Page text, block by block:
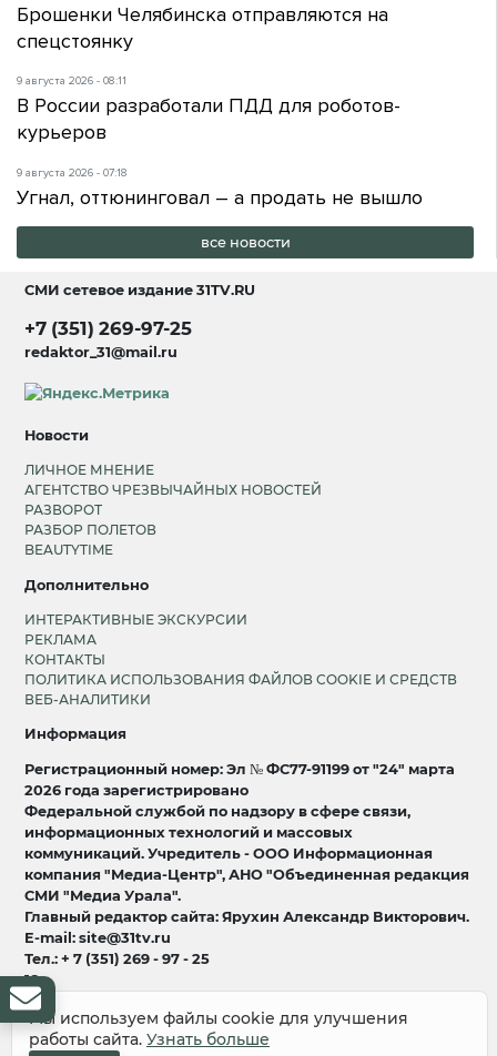
Брошенки Челябинска отправляются на
спецстоянку
9 августа 2026 - 08:11
В России разработали ПДД для роботов-
курьеров
9 августа 2026 - 07:18
Угнал, оттюнинговал – а продать не вышло
все новости
СМИ сетевое издание31TV.RU
+7 (351) 269-97-25
redaktor_31@mail.ru
Новости
ЛИЧНОЕ МНЕНИЕ
АГЕНТСТВО ЧРЕЗВЫЧАЙНЫХ НОВОСТЕЙ
РАЗВОРОТ
РАЗБОР ПОЛЕТОВ
BEAUTYTIME
Дополнительно
ИНТЕРАКТИВНЫЕ ЭКСКУРСИИ
РЕКЛАМА
КОНТАКТЫ
ПОЛИТИКА ИСПОЛЬЗОВАНИЯ ФАЙЛОВ COOKIE И СРЕДСТВ
ВЕБ-АНАЛИТИКИ
Информация
Регистрационный номер: Эл № ФС77-91199 от "24" марта
2026 года зарегистрировано
Федеральной службой по надзору в сфере связи,
информационных технологий и массовых
коммуникаций. Учредитель - ООО Информационная
компания "Медиа-Центр", АНО "Объединенная редакция
СМИ "Медиа Урала".
Главный редактор сайта: Ярухин Александр Викторович.
E-mail: site@31tv.ru
Тел.: + 7 (351) 269 - 97 - 25
18+
© 2008-2026 Все права защищены
Мы используем файлы cookie для улучшения
работы сайта. Узнать больше